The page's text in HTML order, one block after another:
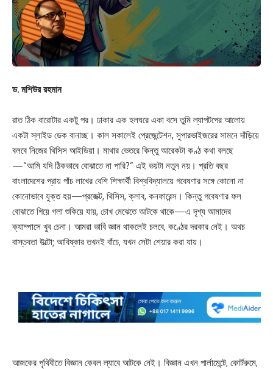
ড. মশিউর রহমান
রাত ঠিক বারোটার একটু পর। ঢাকার এক হলঘরে একা বসে তুমি ল্যাপটপের আলোয়
একটা স্লাইড ডেক বানাচ্ছ। কাল সকালেই প্রেজেন্টেশন, সুপারভাইজরের সামনে দাঁড়িয়ে
বলবে নিজের থিসিস আইডিয়া। মাথার ভেতরে কিন্তু আরেকটা কণ্ঠ কথা বলছে
—“আমি যদি ঠিকভাবে বোঝাতে না পারি?” এই ভয়টা নতুন নয়। প্রতি বছর
বাংলাদেশের প্রায় পাঁচ লাখের বেশি শিক্ষার্থী বিশ্ববিদ্যালয়ে গবেষণার সঙ্গে কোনো না
কোনোভাবে যুক্ত হয়—প্রজেক্ট, থিসিস, ক্লাব, কনফারেন্স। কিন্তু গবেষণার ফল
বোঝাতে গিয়ে গলা শুকিয়ে যায়, চোখ মেঝেতে আটকে থাকে—এ দৃশ্য আমাদের
ক্যাম্পাসে খুব চেনা। আমরা ভাবি জ্ঞান থাকলেই চলবে, কণ্ঠের দরকার নেই। অথচ
বাস্তবতা উল্টো; আবিষ্কার তখনই বাঁচে, যখন সেটা শেয়ার করা যায়।
আজকের পৃথিবীতে বিজ্ঞান কেবল ল্যাবে আটকে নেই। বিজ্ঞান এখন পার্লামেন্টে, কোর্টরুমে,